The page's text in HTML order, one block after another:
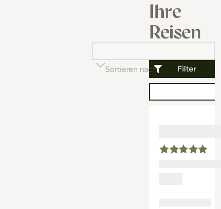
Ihre
Reisen
Filter
Sortieren nach Beliebtheit